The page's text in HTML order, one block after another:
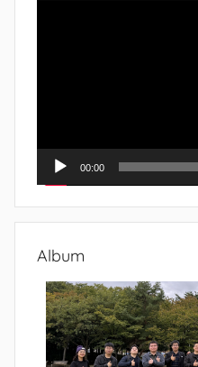
00:00
Album